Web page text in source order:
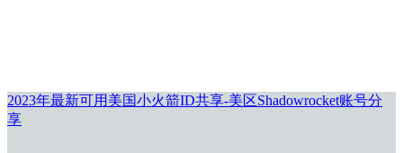
2023年最新可用美国小火箭ID共享-美区Shadowrocket账号分
享